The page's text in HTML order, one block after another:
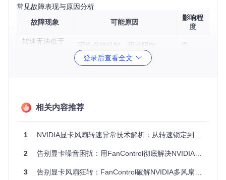
常见故障表现与原因分析
故障现象
可能原因
影响程
度
转速无法低于
固件保护机制、驱动限制 高
温度阈值设置不当、软件版本
转速调节无响
应
驱动冲突、权限问题
⚠️ 重要提示：若出现风扇完全不转的情况，请立即停止使用并
登录后查看全文
相关内容推荐
1 NVIDIA显卡风扇转速异常技术解析：从转速锁定到智能温控的实战指南
2 告别显卡噪音困扰：用FanControl彻底解决NVIDIA显卡风扇转速失控问题
3 告别显卡风扇狂转：FanControl破解NVIDIA多风扇同步难题